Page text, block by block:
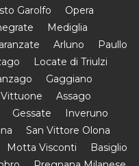
Garolfo
Opera
Mediglia
Arluno
Paullo
Locate di Triulzi
Gaggiano
Vittuone
Assago
Gessate
Inveruno
San Vittore Olona
Motta Visconti
Basiglio